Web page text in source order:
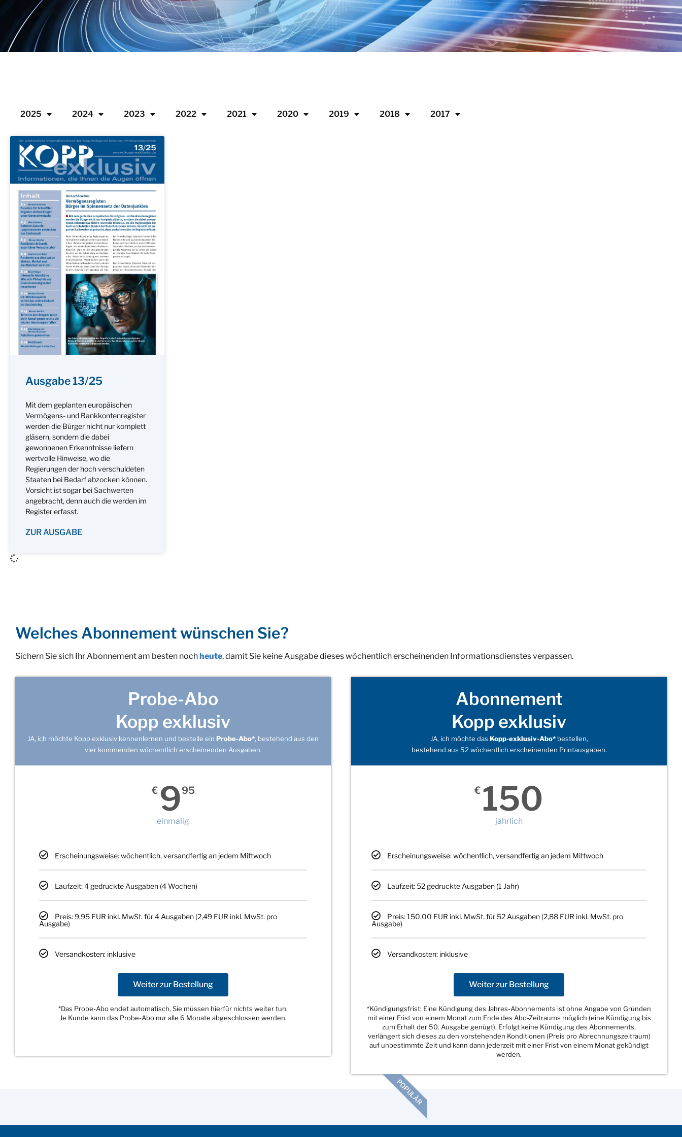
2025 2024 2023 2022 2021 2020 2019 2018 2017
Ausgabe 13/25
Mit dem geplanten europäischen
Vermögens- und Bankkontenregister
werden die Bürger nicht nur komplett
gläsern, sondern die dabei
gewonnenen Erkenntnisse liefern
wertvolle Hinweise, wo die
Regierungen der hoch verschuldeten
Staaten bei Bedarf abzocken können.
Vorsicht ist sogar bei Sachwerten
angebracht, denn auch die werden im
Register erfasst.
ZUR AUSGABE
Welches Abonnement wünschen Sie?
Sichern Sie sich Ihr Abonnement am besten nochheute, damit Sie keine Ausgabe dieses wöchentlich erscheinenden Informationsdienstes verpassen.
Probe-Abo
Kopp exklusiv
JA, ich möchte Kopp exklusiv kennenlernen und bestelle ein Probe-Abo*, bestehend aus den
vier kommenden wöchentlich erscheinenden Ausgaben.
€ 995
einmalig
Erscheinungsweise: wöchentlich, versandfertig an jedem Mittwoch
Laufzeit: 4 gedruckte Ausgaben (4 Wochen)
Preis: 9,95 EUR inkl. MwSt. für 4 Ausgaben (2,49 EUR inkl. MwSt. pro
Ausgabe)
Versandkosten: inklusive
Weiter zur Bestellung
*Das Probe-Abo endet automatisch, Sie müssen hierfür nichts weiter tun.
Je Kunde kann das Probe-Abo nur alle 6 Monate abgeschlossen werden.
Abonnement
Kopp exklusiv
JA, ich möchte das Kopp-exklusiv-Abo*bestellen,
bestehend aus 52 wöchentlich erscheinenden Printausgaben.
€ 150
jährlich
Erscheinungsweise: wöchentlich, versandfertig an jedem Mittwoch
Laufzeit: 52 gedruckte Ausgaben (1 Jahr)
Preis: 150,00 EUR inkl. MwSt. für 52 Ausgaben (2,88 EUR inkl. MwSt. pro
Ausgabe)
Versandkosten: inklusive
Weiter zur Bestellung
*Kündigungsfrist: Eine Kündigung des Jahres-Abonnements ist ohne Angabe von Gründen
mit einer Frist von einem Monat zum Ende des Abo-Zeitraums möglich (eine Kündigung bis
zum Erhalt der 50. Ausgabe genügt). Erfolgt keine Kündigung des Abonnements,
verlängert sich dieses zu den vorstehenden Konditionen (Preis pro Abrechnungszeitraum)
auf unbestimmte Zeit und kann dann jederzeit mit einer Frist von einem Monat gekündigt
werden.
POPULÄR